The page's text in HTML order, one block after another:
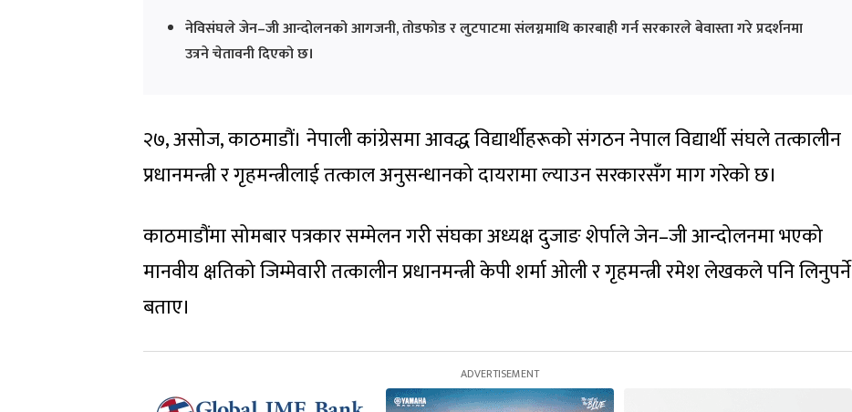
नेविसंघले जेन–जी आन्दोलनको आगजनी, तोडफोड र लुटपाटमा संलग्नमाथि कारबाही गर्न सरकारले बेवास्ता गरे प्रदर्शनमा
उत्रने चेतावनी दिएको छ।
२७, असोज, काठमाडौं। नेपाली कांग्रेसमा आवद्ध विद्यार्थीहरूको संगठन नेपाल विद्यार्थी संघले तत्कालीन
प्रधानमन्त्री र गृहमन्त्रीलाई तत्काल अनुसन्धानको दायरामा ल्याउन सरकारसँग माग गरेको छ।
काठमाडौंमा सोमबार पत्रकार सम्मेलन गरी संघका अध्यक्ष दुजाङ शेर्पाले जेन–जी आन्दोलनमा भएको
मानवीय क्षतिको जिम्मेवारी तत्कालीन प्रधानमन्त्री केपी शर्मा ओली र गृहमन्त्री रमेश लेखकले पनि लिनुपर्ने
बताए।